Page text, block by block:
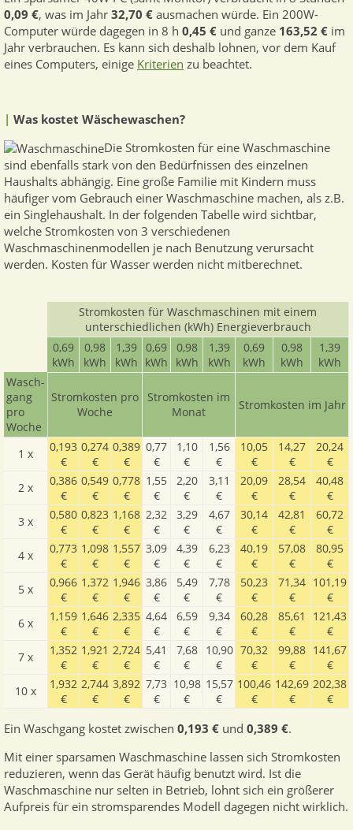
0,09 €, was im Jahr32,70 €ausmachen würde. Ein 200W-
Computer würde dagegen in 8 h 0,45 € und ganze 163,52 € im
Jahr verbrauchen. Es kann sich deshalb lohnen, vor dem Kauf
eines Computers, einige Kriterien zu beachtet.
| Was kostet Wäschewaschen?
Die Stromkosten für eine Waschmaschine
sind ebenfalls stark von den Bedürfnissen des einzelnen
Haushalts abhängig. Eine große Familie mit Kindern muss
häufiger vom Gebrauch einer Waschmaschine machen, als z.B.
ein Singlehaushalt. In der folgenden Tabelle wird sichtbar,
welche Stromkosten von 3 verschiedenen
Waschmaschinenmodellen je nach Benutzung verursacht
werden. Kosten für Wasser werden nicht mitberechnet.
Stromkosten für Waschmaschinen mit einem
unterschiedlichen (kWh) Energieverbrauch
0,69
kWh
0,98
kWh
1,39
kWh
0,69
kWh
0,98
kWh
1,39
kWh
0,69
kWh
0,98
kWh
1,39
kWh
Wasch­
gang
pro
Woche
Stromkosten pro
Woche
Stromkosten im
Monat
Stromkosten im Jahr
1 x
0,193
€
0,274
€
0,389
€
0,77
€
1,10
€
1,56
€
10,05
€
14,27
€
20,24
€
2 x
0,386
€
0,549
€
0,778
€
1,55
€
2,20
€
3,11
€
20,09
€
28,54
€
40,48
€
3 x
0,580
€
0,823
€
1,168
€
2,32
€
3,29
€
4,67
€
30,14
€
42,81
€
60,72
€
4 x
0,773
€
1,098
€
1,557
€
3,09
€
4,39
€
6,23
€
40,19
€
57,08
€
80,95
€
5 x
0,966
€
1,372
€
1,946
€
3,86
€
5,49
€
7,78
€
50,23
€
71,34
€
101,19
€
6 x
1,159
€
1,646
€
2,335
€
4,64
€
6,59
€
9,34
€
60,28
€
85,61
€
121,43
€
7 x
1,352
€
1,921
€
2,724
€
5,41
€
7,68
€
10,90
€
70,32
€
99,88
€
141,67
€
10 x
1,932
€
2,744
€
3,892
€
7,73
€
10,98
€
15,57
€
100,46
€
142,69
€
202,38
€
Ein Waschgang kostet zwischen 0,193 € und 0,389 €.
Mit einer sparsamen Waschmaschine lassen sich Stromkosten
reduzieren, wenn das Gerät häufig benutzt wird. Ist die
Waschmaschine nur selten in Betrieb, lohnt sich ein größerer
Aufpreis für ein stromsparendes Modell dagegen nicht wirklich.